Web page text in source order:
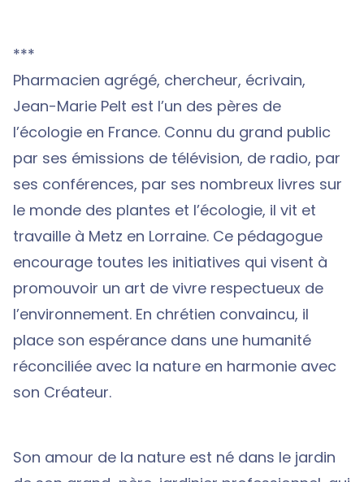
***
Pharmacien agrégé, chercheur, écrivain,
Jean-Marie Pelt est l’un des pères de
l’écologie en France. Connu du grand public
par ses émissions de télévision, de radio, par
ses conférences, par ses nombreux livres sur
le monde des plantes et l’écologie, il vit et
travaille à Metz en Lorraine. Ce pédagogue
encourage toutes les initiatives qui visent à
promouvoir un art de vivre respectueux de
l’environnement. En chrétien convaincu, il
place son espérance dans une humanité
réconciliée avec la nature en harmonie avec
son Créateur.
Son amour de la nature est né dans le jardin